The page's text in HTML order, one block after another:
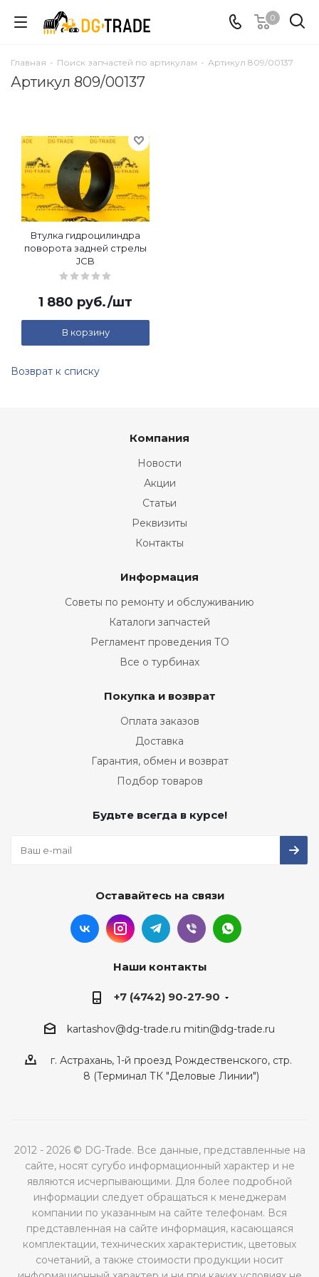
0
Главная - Поиск запчастей по артикулам - Артикул 809/00137
Артикул 809/00137
Втулка гидроцилиндра
поворота задней стрелы
JCB
1 880 руб./шт
В корзину
Возврат к списку
Компания
Новости
Акции
Статьи
Реквизиты
Контакты
Информация
Советы по ремонту и обслуживанию
Каталоги запчастей
Регламент проведения ТО
Все о турбинах
Покупка и возврат
Оплата заказов
Доставка
Гарантия, обмен и возврат
Подбор товаров
Будьте всегда в курсе!
Оставайтесь на связи
Наши контакты
+7 (4742) 90-27-90
kartashov@dg-trade.ru mitin@dg-trade.ru
г. Астрахань, 1-й проезд Рождественского, стр.
8 (Терминал ТК "Деловые Линии")
2012 - 2026 © DG-Trade. Все данные, представленные на
сайте, носят сугубо информационный характер и не
являются исчерпывающими. Для более подробной
информации следует обращаться к менеджерам
компании по указанным на сайте телефонам. Вся
представленная на сайте информация, касающаяся
комплектации, технических характеристик, цветовых
сочетаний, а также стоимости продукции носит